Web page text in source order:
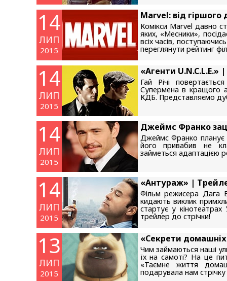
14
ЛИП
2015
Marvel: від
Комікси Marvel давно
яких, «Месники»,
всіх часів,
переглянути рейтинг
14
ЛИП
2015
«Агенти U.N.C.L.E.»
Гай Річі
Супермена в кращого
КДБ. Представляємо
14
ЛИП
2015
Джеймс Франко
Джеймс Франко планує
його привабив не
займеться адаптацією
14
ЛИП
2015
«Антураж» |
Фільм режисера Дага
кидають виклик
стартує у кінотеатрах
трейлер до стрічки!
13
ЛИП
2015
«Секрети
Чим займаються наші
їх на самоті? На це
«Таємне життя
подарувала нам